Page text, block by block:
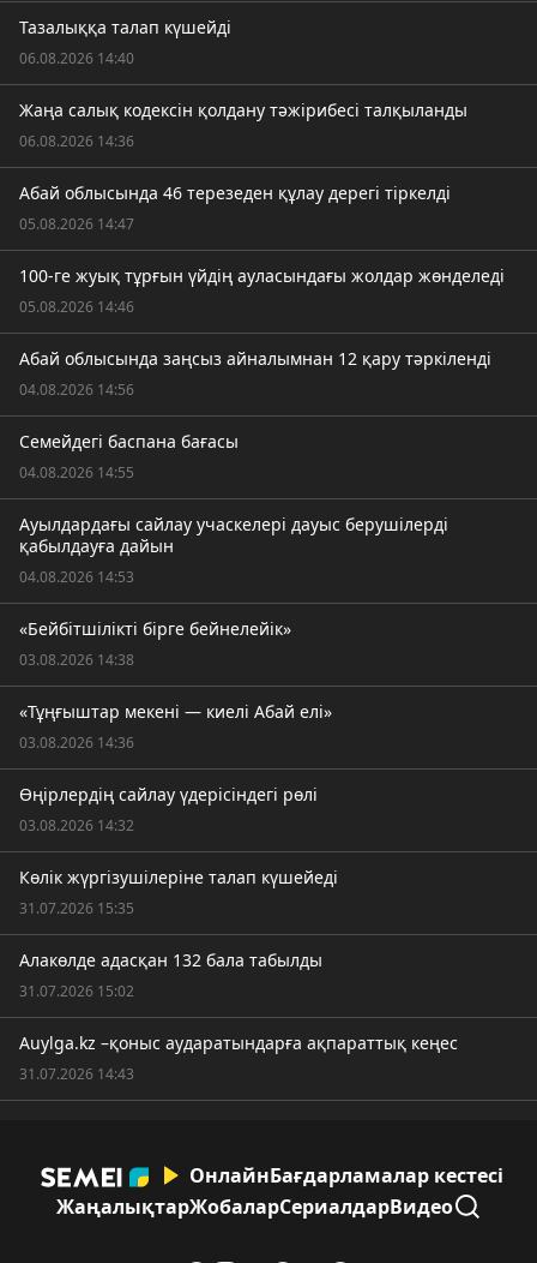
Тазалыққа талап күшейді
06.08.2026 14:40
Жаңа салық кодексін қолдану тәжірибесі талқыланды
06.08.2026 14:36
Абай облысында 46 терезеден құлау дерегі тіркелді
05.08.2026 14:47
100-ге жуық тұрғын үйдің ауласындағы жолдар жөнделеді
05.08.2026 14:46
Абай облысында заңсыз айналымнан 12 қару тәркіленді
04.08.2026 14:56
Семейдегі баспана бағасы
04.08.2026 14:55
Ауылдардағы сайлау учаскелері дауыс берушілерді
қабылдауға дайын
04.08.2026 14:53
«Бейбітшілікті бірге бейнелейік»
03.08.2026 14:38
«Тұңғыштар мекені — киелі Абай елі»
03.08.2026 14:36
Өңірлердің сайлау үдерісіндегі рөлі
03.08.2026 14:32
Көлік жүргізушілеріне талап күшейеді
31.07.2026 15:35
Алакөлде адасқан 132 бала табылды
31.07.2026 15:02
Auylga.kz –қоныс аударатындарға ақпараттық кеңес
31.07.2026 14:43
ОнлайнБағдарламалар кестесі
ЖаңалықтарЖобаларСериалдарВидео